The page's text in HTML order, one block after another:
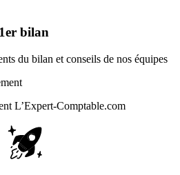
bilan
du bilan et conseils de nos équipes
L’Expert-Comptable.com